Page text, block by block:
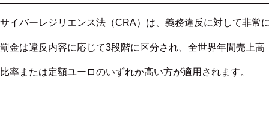
サイバーレジリエンス法（CRA）は、義務違反に対して非常
罰金は違反内容に応じて3段階に区分され、全世界年間売上
比率または定額ユーロのいずれか高い方が適用されます。